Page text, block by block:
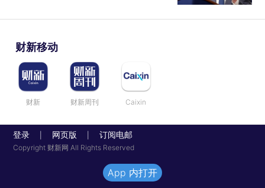
财新移动
财新 财新周刊 Caixin
登录 网页版 订阅电邮
Copyright 财新网 All Rights Reserved
App 内打开